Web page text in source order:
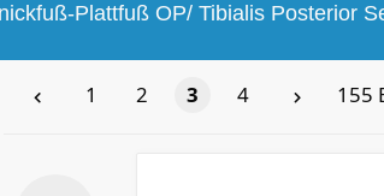
Plattfuß OP/ Tibialis Posterior
1 2 3 4 155